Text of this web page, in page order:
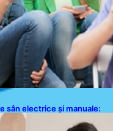
sân electrice și manuale:
moderne